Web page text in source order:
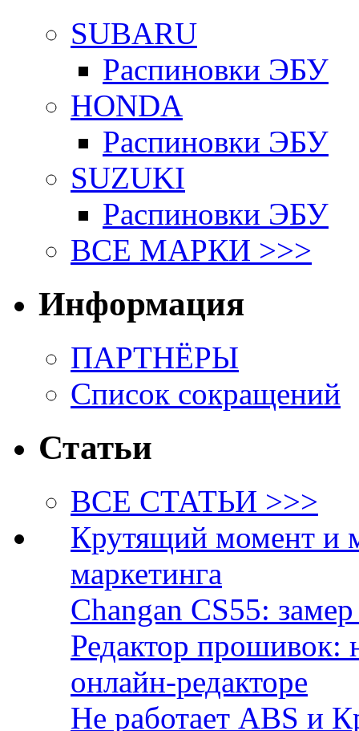
SUBARU
Распиновки ЭБУ
HONDA
Распиновки ЭБУ
SUZUKI
Распиновки ЭБУ
ВСЕ МАРКИ >>>
Информация
ПАРТНЁРЫ
Список сокращений
Статьи
ВСЕ СТАТЬИ >>>
Крутящий момент и
маркетинга
Changan CS55:
Редактор прошивок:
онлайн-редакторе
Не работает ABS и